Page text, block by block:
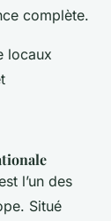
complète.
locaux
l’un des
Situé